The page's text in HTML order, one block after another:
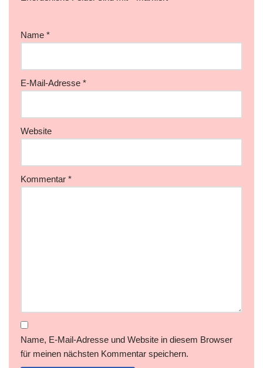
Name *
E-Mail-Adresse *
Website
Kommentar *
Name, E-Mail-Adresse und Website in diesem Browser
für meinen nächsten Kommentar speichern.